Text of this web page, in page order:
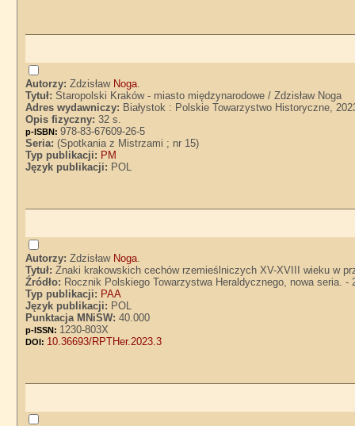
Autorzy:Zdzisław Noga.
Tytuł:Staropolski Kraków - miasto międzynarodowe / Zdzisław Noga
Adres wydawniczy: Białystok : Polskie Towarzystwo Historyczne,
Opis fizyczny:32 s.
p-ISBN:978-83-67609-26-5
Seria:(Spotkania z Mistrzami ; nr 15)
Typ publikacji: PM
Język publikacji: POL
Autorzy:Zdzisław Noga.
Tytuł:Znaki krakowskich cechów rzemieślniczych XV-XVIII wieku w
Źródło: Rocznik Polskiego Towarzystwa Heraldycznego, nowa seria. -
Typ publikacji: PAA
Język publikacji: POL
Punktacja MNiSW:40.000
p-ISSN: 1230-803X
DOI: 10.36693/RPTHer.2023.3